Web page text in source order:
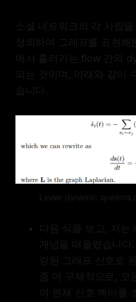
소셜 네트워크의 각 사람
정의하여 그래프를 표현해
에서 흘러가는 flow 간의
되는 것이며, 아래와 같이
습니다.
Linear dynamic systems
다음 식을 보고, 저는
개념을 떠올렸습니다
링된 그래프 신호로
좀 더 구체적으로, 모
여 현재 신호 벡터를